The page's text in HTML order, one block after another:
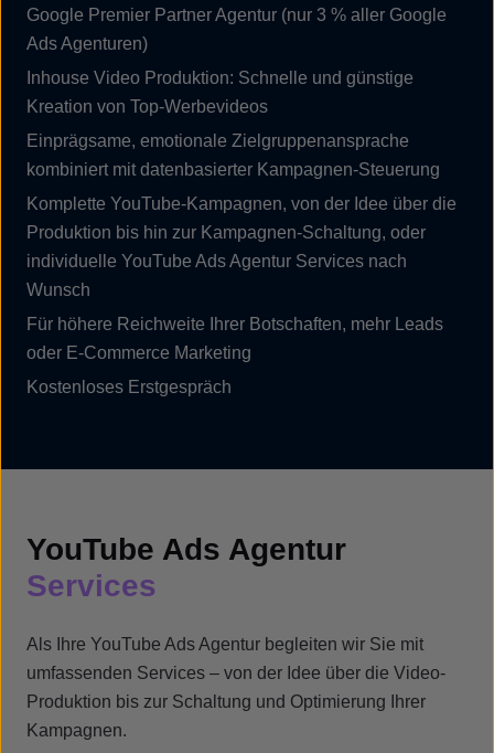
Google Premier Partner Agentur (nur 3 % aller Google
Ads Agenturen)
Inhouse Video Produktion: Schnelle und günstige
Kreation von Top-Werbevideos
Einprägsame, emotionale Zielgruppenansprache
kombiniert mit datenbasierter Kampagnen-Steuerung
Komplette YouTube-Kampagnen, von der Idee über die
Produktion bis hin zur Kampagnen-Schaltung, oder
individuelle YouTube Ads Agentur Services nach
Wunsch
Für höhere Reichweite Ihrer Botschaften, mehr Leads
oder E-Commerce Marketing
Kostenloses Erstgespräch
YouTube Ads Agentur
Services
Als Ihre YouTube Ads Agentur begleiten wir Sie mit
umfassenden Services – von der Idee über die Video-
Produktion bis zur Schaltung und Optimierung Ihrer
Kampagnen.